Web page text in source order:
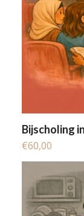
Bijscholing
€60,00